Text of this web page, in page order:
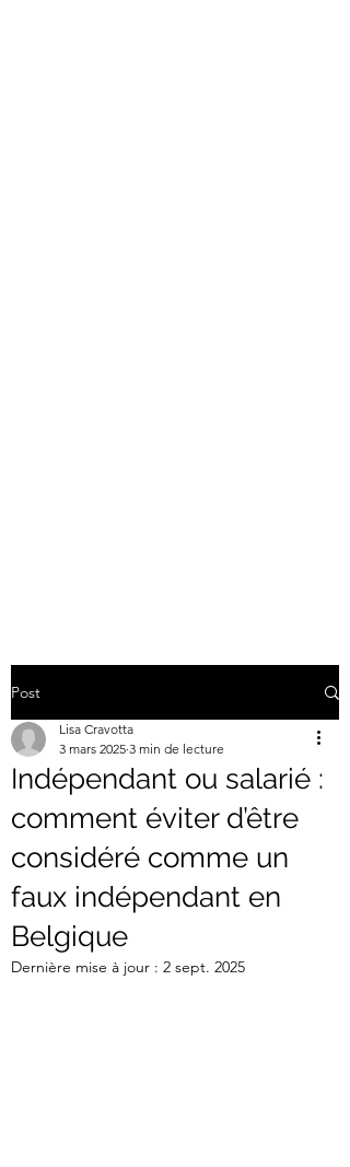
Post
Indépendant ou salarié :
comment éviter d’être
considéré comme un
faux indépendant en
Belgique
Lisa Cravotta
3 mars 2025 3 min de lecture
Dernière mise à jour : 2 sept. 2025